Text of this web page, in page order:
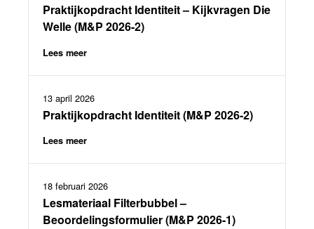
Praktijkopdracht Identiteit – Kijkvragen Die
Welle (M&P 2026-2)
Lees meer
13 april 2026
Praktijkopdracht Identiteit (M&P 2026-2)
Lees meer
18 februari 2026
Lesmateriaal Filterbubbel –
Beoordelingsformulier (M&P 2026-1)